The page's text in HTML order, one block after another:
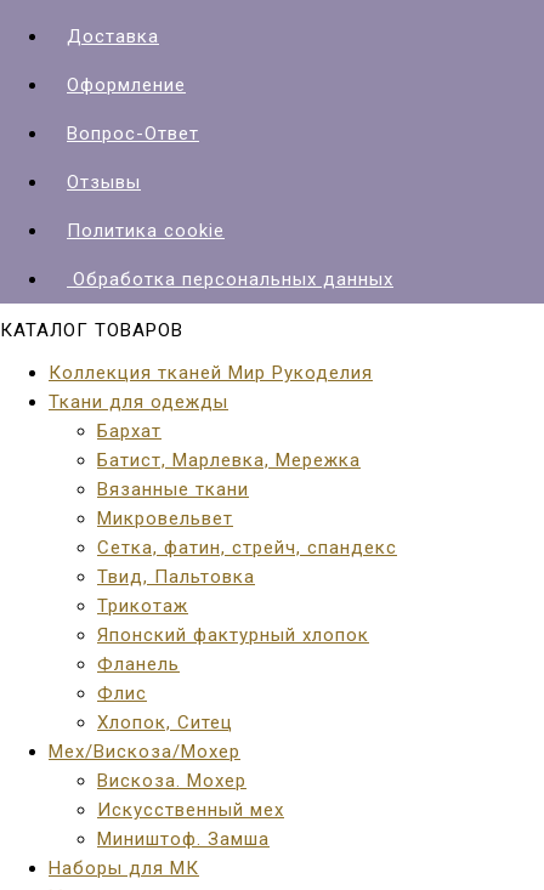
Доставка
Оформление
Вопрос-Ответ
Отзывы
Политика cookie
Обработка персональных данных
КАТАЛОГ ТОВАРОВ
Коллекция тканей Мир Рукоделия
Ткани для одежды
Бархат
Батист, Марлевка, Мережка
Вязанные ткани
Микровельвет
Сетка, фатин, стрейч, спандекс
Твид, Пальтовка
Трикотаж
Японский фактурный хлопок
Фланель
Флис
Хлопок, Ситец
Мех/Вискоза/Мохер
Вискоза. Мохер
Искусственный мех
Миништоф. Замша
Наборы для МК